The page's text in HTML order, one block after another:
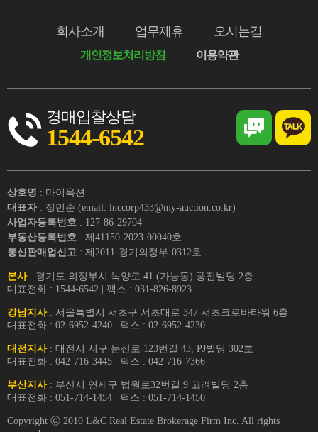
회사소개 업무제휴 오시는길
개인정보처리방침 이용약관
경매입찰상담
1544-6542
상호명 : 마이옥션
대표자 : 정민준 (email. lnccorp433@my-auction.co.kr)
사업자등록번호 : 127-86-29704
부동산등록번호 : 제41150-2023-00040호
통신판매업신고 : 제2011-경기의정부-0312호
본사: 경기도 의정부시 녹양로 41 (가능동) 풍전빌딩 2층
대표전화 : 1544-6542 | 팩스 : 031-826-8923
강남지사: 서울특별시 서초구 서초대로 347 서초크로바타워 6층
대표전화 : 02-6952-4240 | 팩스 : 02-6952-4230
대전지사: 대전시 서구 둔산로 123번길 43, PJ빌딩 302호
대표전화 : 042-716-3445 | 팩스 : 042-716-7366
부산지사: 부산시 연제구 법원로32번길 9 고려빌딩 2층
대표전화 : 051-714-1454 | 팩스 : 051-714-1450
Copyright ⓒ 2010 L&C Real Estate Brokerage Firm Inc. All rights